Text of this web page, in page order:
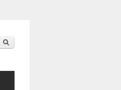
ค้นหา